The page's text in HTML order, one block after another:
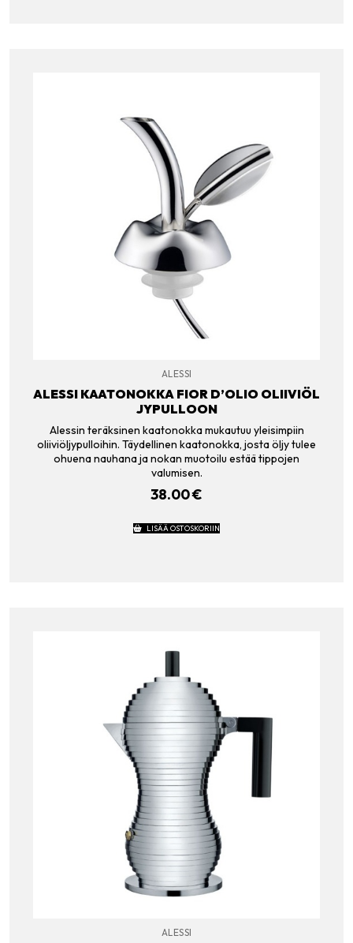
ALESSI
ALESSI KAATONOKKA FIOR D’OLIO OLIIVIÖL
JYPULLOON
Alessin teräksinen kaatonokka mukautuu yleisimpiin
oliiviöljypulloihin. Täydellinen kaatonokka, josta öljy tulee
ohuena nauhana ja nokan muotoilu estää tippojen
valumisen.
38.00€
LISÄÄ OSTOSKORIIN
ALESSI